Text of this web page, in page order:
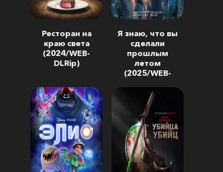
Ресторан на
краю света
(2024/WEB-
DLRip)
Я знаю, что вы
сделали
прошлым
летом
(2025/WEB-